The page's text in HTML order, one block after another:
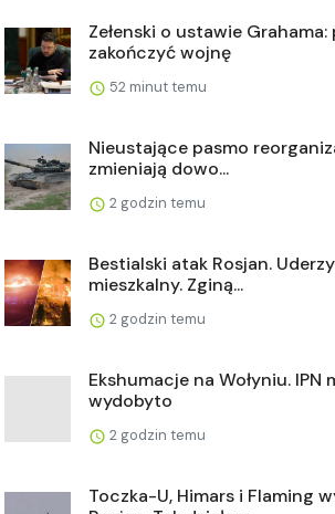
Zełenski o ustawie Grahama:
zakończyć wojnę
52 minut temu
Nieustające pasmo
zmieniają dowo...
2 godzin temu
Bestialski atak Rosjan.
mieszkalny. Zginą...
2 godzin temu
Ekshumacje na Wołyniu. IPN
wydobyto
2 godzin temu
Toczka-U, Himars i Flaming